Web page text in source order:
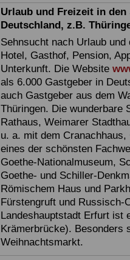
Urlaub und Freizeit in
Deutschland, z.B.
Sehnsucht nach Urlaub
Hotel, Gasthof, Pension,
Unterkunft. Die Website
als 6.000 Gastgeber in
auch Gastgeber aus dem
Thüringen. Die wunderbare
Rathaus, Weimarer
u. a. mit dem
eines der schönsten
Goethe-Nationalmuseum,
Goethe- und Schiller-
Römischem Haus und
Fürstengruft und Russisch-
Landeshauptstadt Erfurt ist
Krämerbrücke). Besonders
Weihnachtsmarkt.